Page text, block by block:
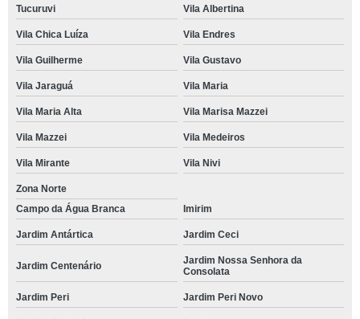
Tucuruvi Vila Albertina
Vila Chica Luíza Vila Endres
Vila Guilherme Vila Gustavo
Vila Jaraguá Vila Maria
Vila Maria Alta Vila Marisa Mazzei
Vila Mazzei Vila Medeiros
Vila Mirante Vila Nivi
Zona Norte
Campo da Água Branca
Imirim
Jardim Antártica Jardim Ceci
Jardim Centenário
Jardim Nossa Senhora da
Consolata
Jardim Peri Jardim Peri Novo